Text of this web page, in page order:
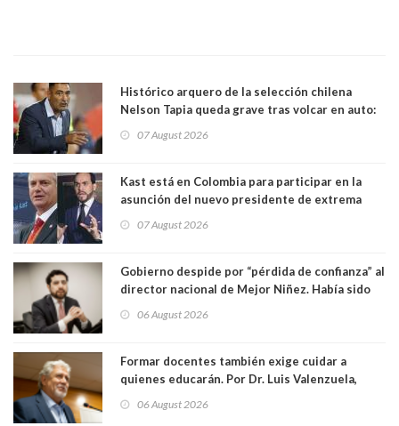
Histórico arquero de la selección chilena
Nelson Tapia queda grave tras volcar en auto:
07 August 2026
Kast está en Colombia para participar en la
asunción del nuevo presidente de extrema
07 August 2026
Gobierno despide por “pérdida de confianza” al
director nacional de Mejor Niñez. Había sido
06 August 2026
Formar docentes también exige cuidar a
quienes educarán. Por Dr. Luis Valenzuela,
Académicos U. Católica Silva Henríquez
06 August 2026